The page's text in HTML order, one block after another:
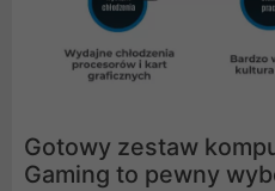
Gotowy zestaw
Gaming to pewny